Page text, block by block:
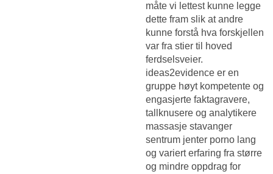
måte vi lettest kunne legge
dette fram slik at andre
kunne forstå hva forskjellen
var fra stier til hoved
ferdselsveier.
ideas2evidence er en
gruppe høyt kompetente og
engasjerte faktagravere,
tallknusere og analytikere
massasje stavanger
sentrum jenter porno lang
og variert erfaring fra større
og mindre oppdrag for